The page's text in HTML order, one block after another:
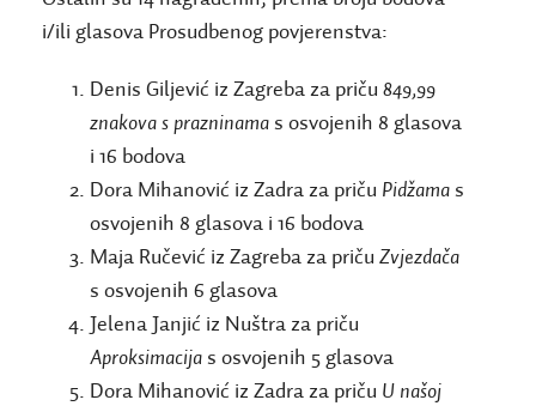
i/ili glasova Prosudbenog povjerenstva:
Denis Giljević iz Zagreba za priču849,99
znakova s prazninama s osvojenih 8 glasova
i 16 bodova
Dora Mihanović iz Zadra za priču Pidžamas
osvojenih 8 glasova i 16 bodova
Maja Ručević iz Zagreba za pričuZvjezdača
s osvojenih 6 glasova
Jelena Janjić iz Nuštra za priču
Aproksimacija s osvojenih 5 glasova
Dora Mihanović iz Zadra za priču U našoj